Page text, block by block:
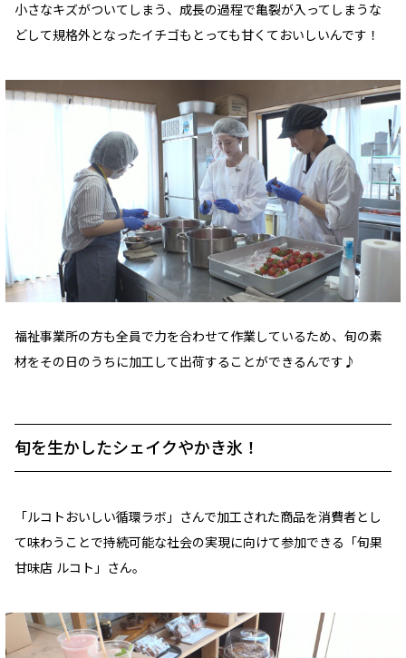
小さなキズがついてしまう、成長の過程で亀裂が入ってしまうな
どして規格外となったイチゴもとっても甘くておいしいんです！
福祉事業所の方も全員で力を合わせて作業しているため、旬の素
材をその日のうちに加工して出荷することができるんです♪
旬を生かしたシェイクやかき氷！
「ルコトおいしい循環ラボ」さんで加工された商品を消費者とし
て味わうことで持続可能な社会の実現に向けて参加できる「旬果
甘味店 ルコト」さん。